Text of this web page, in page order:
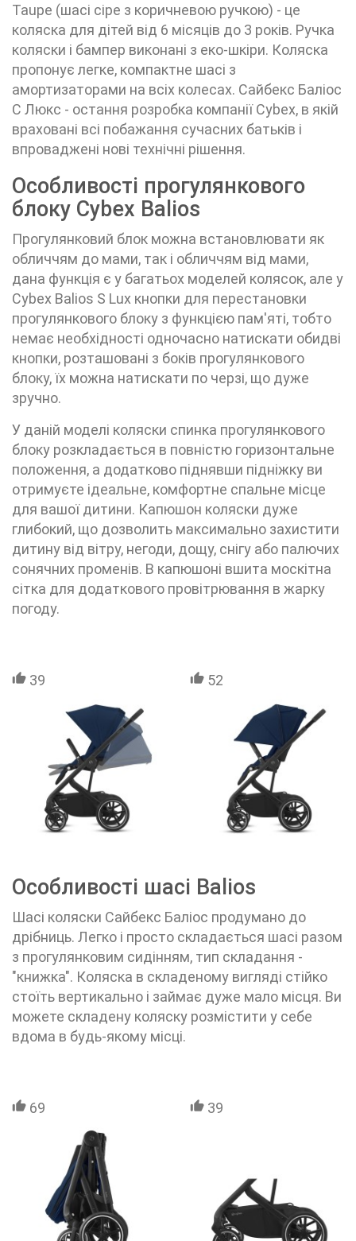
Taupe (шасі сіре з коричневою ручкою) - це
коляска для дітей від 6 місяців до 3 років. Ручка
коляски і бампер виконані з еко-шкіри. Коляска
пропонує легке, компактне шасі з
амортизаторами на всіх колесах. Сайбекс Баліос
С Люкс - остання розробка компанії Cybex, в якій
враховані всі побажання сучасних батьків і
впроваджені нові технічні рішення.
Особливості прогулянкового
блоку Cybex Balios
Прогулянковий блок можна встановлювати як
обличчям до мами, так і обличчям від мами,
дана функція є у багатьох моделей колясок, але у
Cybex Balios S Lux кнопки для перестановки
прогулянкового блоку з функцією пам'яті, тобто
немає необхідності одночасно натискати обидві
кнопки, розташовані з боків прогулянкового
блоку, їх можна натискати по черзі, що дуже
зручно.
У даній моделі коляски спинка прогулянкового
блоку розкладається в повністю горизонтальне
положення, а додатково піднявши підніжку ви
отримуєте ідеальне, комфортне спальне місце
для вашої дитини. Капюшон коляски дуже
глибокий, що дозволить максимально захистити
дитину від вітру, негоди, дощу, снігу або палючих
сонячних променів. В капюшоні вшита москітна
сітка для додаткового провітрювання в жарку
погоду.
39 52
Особливості шасі Balios
Шасі коляски Сайбекс Баліос продумано до
дрібниць. Легко і просто складається шасі разом
з прогулянковим сидінням, тип складання -
"книжка". Коляска в складеному вигляді стійко
стоїть вертикально і займає дуже мало місця. Ви
можете складену коляску розмістити у себе
вдома в будь-якому місці.
69 39